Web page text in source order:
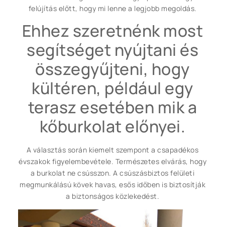
felújítás előtt, hogy mi lenne a legjobb megoldás.
Ehhez szeretnénk most
segítséget nyújtani és
összegyűjteni, hogy
kültéren, például egy
terasz esetében mik a
kőburkolat előnyei.
A választás során kiemelt szempont a csapadékos
évszakok figyelembevétele. Természetes elvárás, hogy
a burkolat ne csússzon. A csúszásbiztos felületi
megmunkálású kövek havas, esős időben is biztosítják
a biztonságos közlekedést.